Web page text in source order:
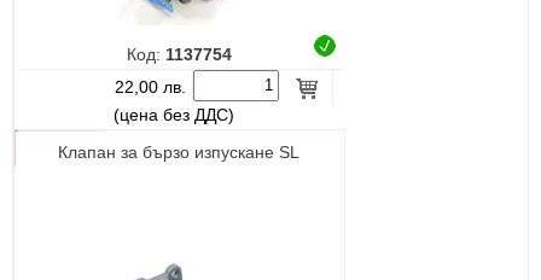
Код: 1137754
22,00 лв.
(цена без ДДС)
Клапан за бързо изпускане SL